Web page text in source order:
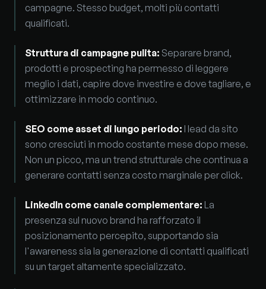
campagne. Stesso budget, molti più contatti
qualificati.
Struttura di campagne pulita: Separare brand,
prodotti e prospecting ha permesso di leggere
meglio i dati, capire dove investire e dove tagliare, e
ottimizzare in modo continuo.
SEO come asset di lungo periodo: I lead da sito
sono cresciuti in modo costante mese dopo mese.
Non un picco, ma un trend strutturale che continua a
generare contatti senza costo marginale per click.
LinkedIn come canale complementare: La
presenza sul nuovo brand ha rafforzato il
posizionamento percepito, supportando sia
l'awareness sia la generazione di contatti qualificati
su un target altamente specializzato.